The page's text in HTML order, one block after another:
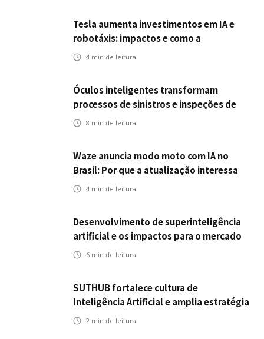
Tesla aumenta investimentos em IA e
robotáxis: impactos e como a
mobilidade autônoma transforma o
4 min de leitura
Óculos inteligentes transformam
processos de sinistros e inspeções de
seguros
8 min de leitura
Waze anuncia modo moto com IA no
Brasil: Por que a atualização interessa
ao mercado segurador?
4 min de leitura
Desenvolvimento de superinteligência
artificial e os impactos para o mercado
de seguros
6 min de leitura
SUTHUB fortalece cultura de
Inteligência Artificial e amplia estratégia
para toda a organização
2 min de leitura